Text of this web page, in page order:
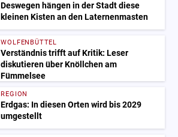
Deswegen hängen in der Stadt diese
kleinen Kisten an den Laternenmasten
WOLFENBÜTTEL
Verständnis trifft auf Kritik: Leser
diskutieren über Knöllchen am
Fümmelsee
REGION
Erdgas: In diesen Orten wird bis 2029
umgestellt